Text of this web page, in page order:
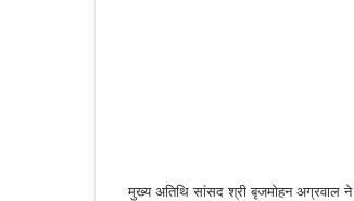
मुख्य अतिथि सांसद श्री बृजमोहन अग्रवाल